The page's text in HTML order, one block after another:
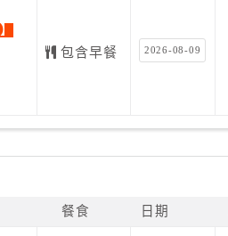
包含早餐 2026-08-09
餐食 日期